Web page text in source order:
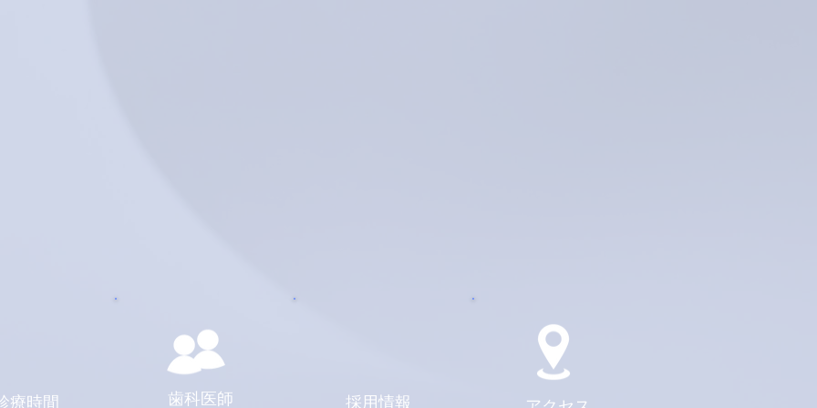
療時間 歯科医師 ​採用情報